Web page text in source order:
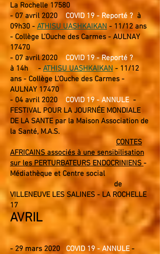
La Rochelle 17580
- 07 avril 2020 COVID 19 - Reporté ? à
09h30 - ATHISU UASHKAIKAN - 11/12 ans
- Collège L'Ouche des Carmes - AULNAY
17470
- 07avril 2020 COVID 19 - Reporté ?
à 14h -ATHISU UASHKAIKAN - 11/12
ans - Collège L'Ouche des Carmes -
AULNAY 17470
- 04 avril 2020 COVID 19 - ANNULE -
FESTIVAL POUR LA JOURNÉEMONDIALE
DE LA SANTE par la Maison Association de
la Santé, M.A.S.
CONTES
AFRICAINS associés à une sensibilisation
sur les PERTURBATEURS ENDOCRINIENS -
Médiathèque et Centre social
de
VILLENEUVE LES SALINES - LA ROCHELLE
17
AVRIL
- 29 mars 2020 COVID 19 - ANNULE-